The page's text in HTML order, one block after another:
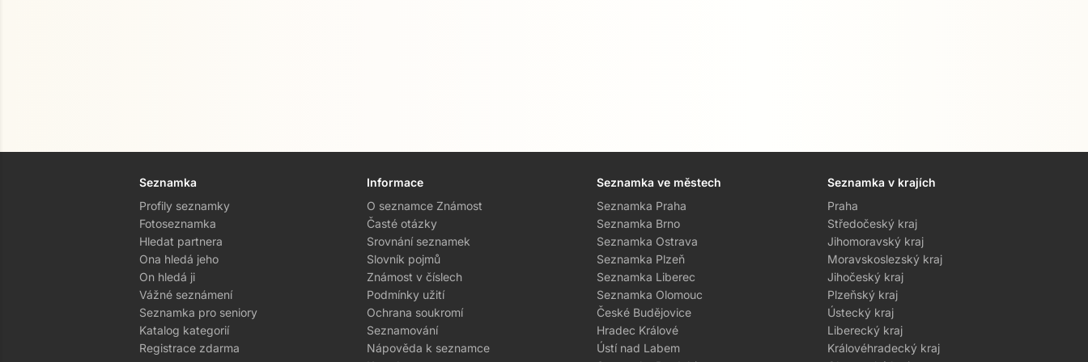
Seznamka
Profily seznamky
Fotoseznamka
Hledat partnera
Ona hledá jeho
On hledá ji
Vážné seznámení
Seznamka pro seniory
Katalog kategorií
Registrace zdarma
Informace
O seznamce Známost
Časté otázky
Srovnání seznamek
Slovník pojmů
Známost v číslech
Podmínky užití
Ochrana soukromí
Seznamování
Nápověda k seznamce
Seznamka ve městech
Seznamka Praha
Seznamka Brno
Seznamka Ostrava
Seznamka Plzeň
Seznamka Liberec
Seznamka Olomouc
České Budějovice
Hradec Králové
Ústí nad Labem
Seznamka v krajích
Praha
Středočeský kraj
Jihomoravský kraj
Moravskoslezský kraj
Jihočeský kraj
Plzeňský kraj
Ústecký kraj
Liberecký kraj
Královéhradecký kraj